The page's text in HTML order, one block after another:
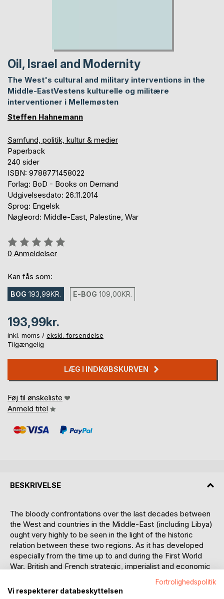
Oil, Israel and Modernity
The West's cultural and military interventions in the
Middle-EastVestens kulturelle og militære
interventioner i Mellemøsten
Steffen Hahnemann
Samfund, politik, kultur & medier
Paperback
240 sider
ISBN: 9788771458022
Forlag: BoD - Books on Demand
Udgivelsesdato: 26.11.2014
Sprog: Engelsk
Nøgleord: Middle-East, Palestine, War
Anmeldelse::
0%
0 Anmeldelser
Kan fås som:
BOG 193,99KR. E-BOG 109,00KR.
193,99kr.
inkl. moms / ekskl. forsendelse
Tilgængelig
LÆG I INDKØBSKURVEN
Føj til ønskeliste
Anmeld titel
BESKRIVELSE
The bloody confrontations over the last decades between
the West and countries in the Middle-East (including Libya)
ought very highly to be seen in the light of the historic
relation between these two regions. As it has developed
especially from the time up to and during the First World
War. British and French strategic, imperialist and economic
interests were playing a more and more prominent role up
to that war.
Fortrolighedspolitik
Vi respekterer databeskyttelsen